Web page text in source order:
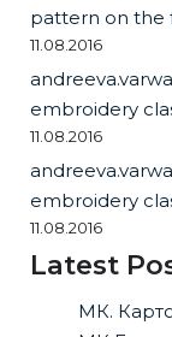
pattern on the
11.08.2016
embroidery
11.08.2016
embroidery
11.08.2016
Latest
МК.